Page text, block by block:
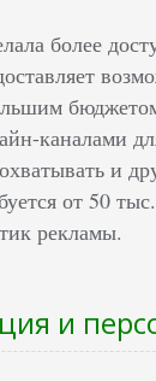
более
каналами
и
от 50
рекламы.
и